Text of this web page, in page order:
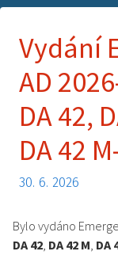
Vydání
AD
DA 42,
DA 42
30. 6. 2026
Bylo vydáno
DA 42, DA 42 M, DA